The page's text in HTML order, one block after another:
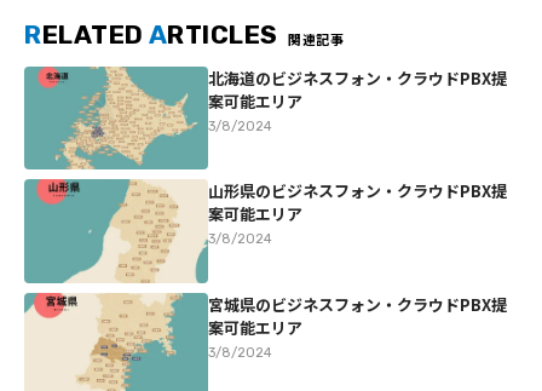
RELATED ARTICLES 関連記事
北海道のビジネスフォン・クラウドPBX提
案可能エリア
3/8/2024
山形県のビジネスフォン・クラウドPBX提
案可能エリア
3/8/2024
宮城県のビジネスフォン・クラウドPBX提
案可能エリア
3/8/2024